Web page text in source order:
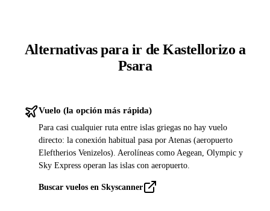
Alternativas para ir de Kastellorizo a
Psara
Vuelo (la opción más rápida)
Para casi cualquier ruta entre islas griegas no hay vuelo
directo: la conexión habitual pasa por Atenas (aeropuerto
Eleftherios Venizelos). Aerolíneas como Aegean, Olympic y
Sky Express operan las islas con aeropuerto.
Buscar vuelos en Skyscanner